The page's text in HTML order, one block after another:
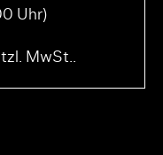
Uhr)
MwSt..